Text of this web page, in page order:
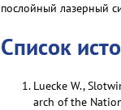
послойный лазерный
Список
Luecke W.,
arch of the